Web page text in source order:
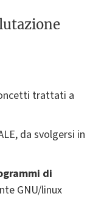
trattati a
da svolgersi in
di
GNU/linux